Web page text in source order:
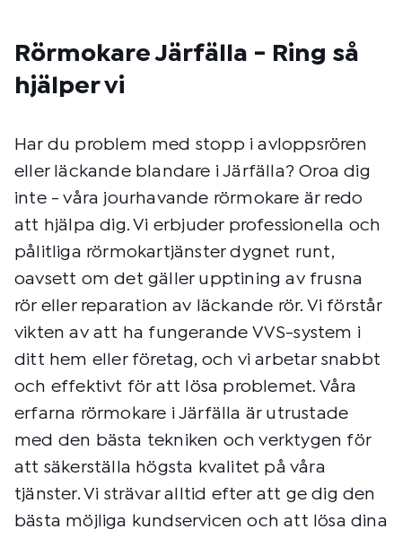
Rörmokare Järfälla - Ring så
hjälper vi
Har du problem med stopp i avloppsrören
eller läckande blandare i Järfälla? Oroa dig
inte - våra jourhavande rörmokare är redo
att hjälpa dig. Vi erbjuder professionella och
pålitliga rörmokartjänster dygnet runt,
oavsett om det gäller upptining av frusna
rör eller reparation av läckande rör. Vi förstår
vikten av att ha fungerande VVS-system i
ditt hem eller företag, och vi arbetar snabbt
och effektivt för att lösa problemet. Våra
erfarna rörmokare i Järfälla är utrustade
med den bästa tekniken och verktygen för
att säkerställa högsta kvalitet på våra
tjänster. Vi strävar alltid efter att ge dig den
bästa möjliga kundservicen och att lösa dina